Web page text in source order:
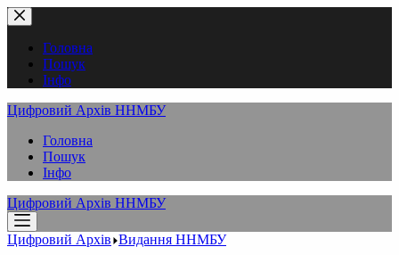
Перейти
до
вмістуГоловна
Пошук
Інфо
Цифровий Архів ННМБУ
Головна
Пошук
Інфо
Цифровий Архів ННМБУ
Цифровий Архів Видання ННМБУ